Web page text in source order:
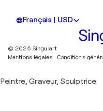
Français | USD
© 2026 Singulart
Mentions légales. Conditions
Peintre, Graveur, Sculptrice